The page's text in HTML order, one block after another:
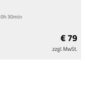
0h 30min
€ 79
zzgl. MwSt.